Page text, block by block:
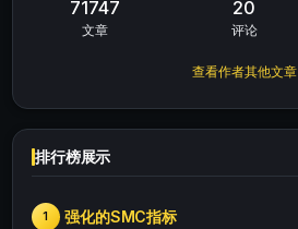
71747
文章
20
评论
查看作者其他文章
排行榜展示
1 强化的SMC指标